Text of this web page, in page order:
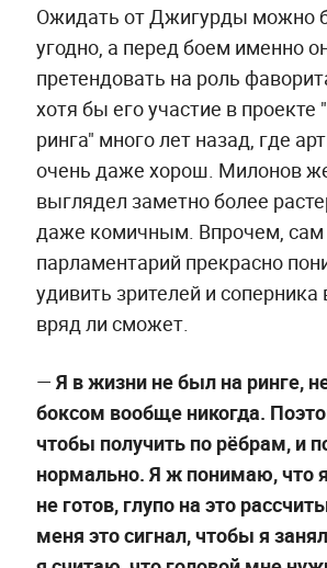
Ожидать от Джигурды можно
угодно, а перед боем именно
претендовать на роль
хотя бы его участие в проекте
ринга" много лет назад, где
очень даже хорош. Милонов
выглядел заметно более
даже комичным. Впрочем, сам
парламентарий прекрасно
удивить зрителей и
вряд ли сможет.
— Я в жизни не был на ринге,
боксом вообще никогда.
чтобы получить по рёбрам, и
нормально. Я ж понимаю, что
не готов, глупо на это
меня это сигнал, чтобы я